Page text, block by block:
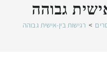
גבוהה
> רגישות בין-אישית גבוהה